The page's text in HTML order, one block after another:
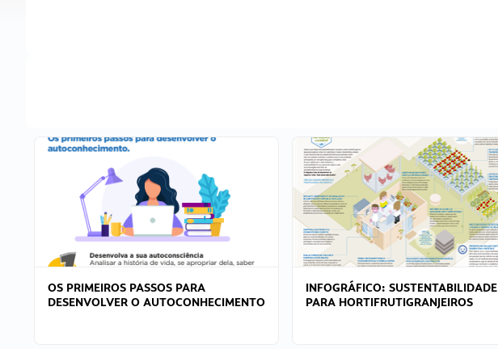
OS PRIMEIROS PASSOS PARA
DESENVOLVER O AUTOCONHECIMENTO
INFOGRÁFICO: SUSTENTABILIDADE
PARA HORTIFRUTIGRANJEIROS